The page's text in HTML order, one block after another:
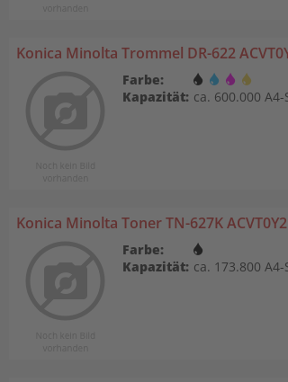
Konica Minolta Trommel DR-622
Farbe:
Kapazität: ca. 600.000
Konica Minolta Toner TN-627K
Farbe:
Kapazität: ca. 173.800